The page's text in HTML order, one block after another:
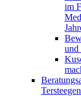
im
und